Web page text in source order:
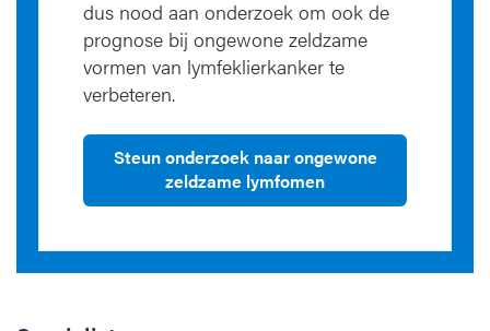
dus nood aan onderzoek om ook de
prognose bij ongewone zeldzame
vormen van lymfeklierkanker te
verbeteren.
Steun onderzoek naar ongewone
zeldzame lymfomen